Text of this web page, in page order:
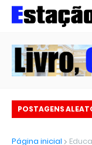
POSTAGENS
Escola Auton Aragão
Página inicial